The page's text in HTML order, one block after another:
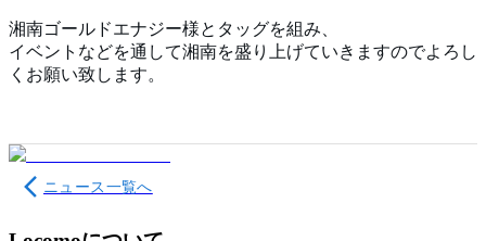
湘南ゴールドエナジー様とタッグを組み、
イベントなどを通して湘南を盛り上げていきますのでよろし
くお願い致します。
ニュース一覧へ